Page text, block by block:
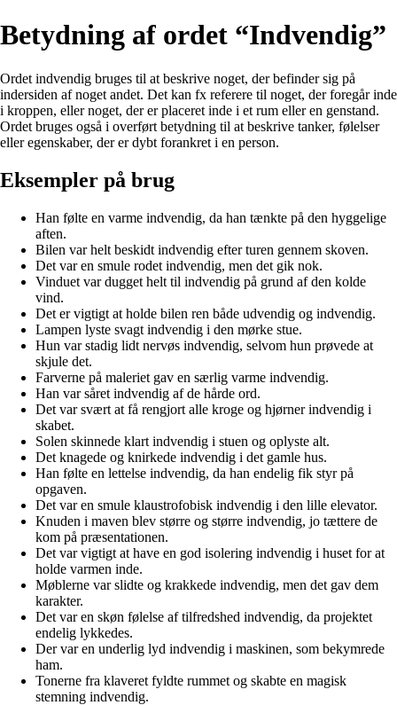
Betydning af ordet “Indvendig”
Ordet indvendig bruges til at beskrive noget, der befinder sig på
indersiden af noget andet. Det kan fx referere til noget, der foregår inde
i kroppen, eller noget, der er placeret inde i et rum eller en genstand.
Ordet bruges også i overført betydning til at beskrive tanker, følelser
eller egenskaber, der er dybt forankret i en person.
Eksempler på brug
Han følte en varme indvendig, da han tænkte på den hyggelige
aften.
Bilen var helt beskidt indvendig efter turen gennem skoven.
Det var en smule rodet indvendig, men det gik nok.
Vinduet var dugget helt til indvendig på grund af den kolde
vind.
Det er vigtigt at holde bilen ren både udvendig og indvendig.
Lampen lyste svagt indvendig i den mørke stue.
Hun var stadig lidt nervøs indvendig, selvom hun prøvede at
skjule det.
Farverne på maleriet gav en særlig varme indvendig.
Han var såret indvendig af de hårde ord.
Det var svært at få rengjort alle kroge og hjørner indvendig i
skabet.
Solen skinnede klart indvendig i stuen og oplyste alt.
Det knagede og knirkede indvendig i det gamle hus.
Han følte en lettelse indvendig, da han endelig fik styr på
opgaven.
Det var en smule klaustrofobisk indvendig i den lille elevator.
Knuden i maven blev større og større indvendig, jo tættere de
kom på præsentationen.
Det var vigtigt at have en god isolering indvendig i huset for at
holde varmen inde.
Møblerne var slidte og krakkede indvendig, men det gav dem
karakter.
Det var en skøn følelse af tilfredshed indvendig, da projektet
endelig lykkedes.
Der var en underlig lyd indvendig i maskinen, som bekymrede
ham.
Tonerne fra klaveret fyldte rummet og skabte en magisk
stemning indvendig.